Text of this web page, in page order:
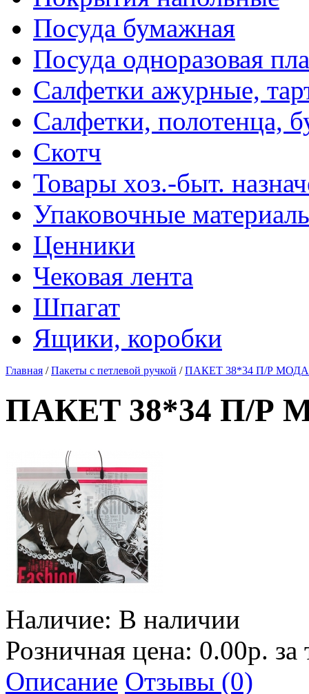
Посуда бумажная
Посуда одноразовая
Салфетки ажурные,
Салфетки, полотенца,
Скотч
Товары хоз.-быт.
Упаковочные
Ценники
Чековая лента
Шпагат
Ящики, коробки
Главная /Пакеты с петлевой ручкой /ПАКЕТ 38*34 П/Р
ПАКЕТ 38*34 П/Р
Наличие: В наличии
Розничная цена: 0.00р.
Описание Отзывы (0)